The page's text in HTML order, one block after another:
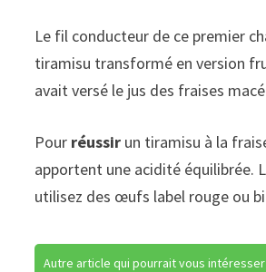
Le fil conducteur de ce premier
tiramisu transformé en version
avait versé le jus des fraises
Pour réussir un tiramisu à la
apportent une acidité équilibrée.
utilisez des œufs label rouge ou
Autre article qui pourrait vous intéresser